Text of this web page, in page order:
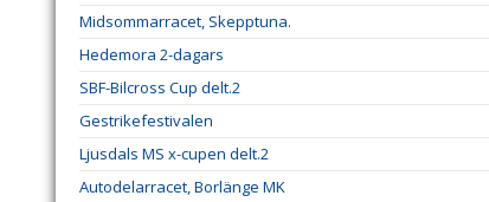
Midsommarracet, Skepptuna.
Hedemora 2-dagars
SBF-Bilcross Cup delt.2
Gestrikefestivalen
Ljusdals MS x-cupen delt.2
Autodelarracet, Borlänge MK